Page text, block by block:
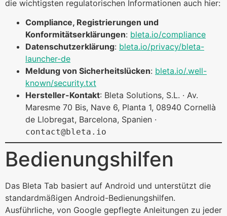
die wichtigsten regulatorischen Informationen auch hier:
Compliance, Registrierungen und
Konformitätserklärungen: bleta.io/compliance
Datenschutzerklärung: bleta.io/privacy/bleta-
launcher-de
Meldung von Sicherheitslücken: bleta.io/.well-
known/security.txt
Hersteller-Kontakt: Bleta Solutions, S.L. · Av.
Maresme 70 Bis, Nave 6, Planta 1, 08940 Cornellà
de Llobregat, Barcelona, Spanien ·
contact@bleta.io
Bedienungshilfen
Das Bleta Tab basiert auf Android und unterstützt die
standardmäßigen Android-Bedienungshilfen.
Ausführliche, von Google gepflegte Anleitungen zu jeder